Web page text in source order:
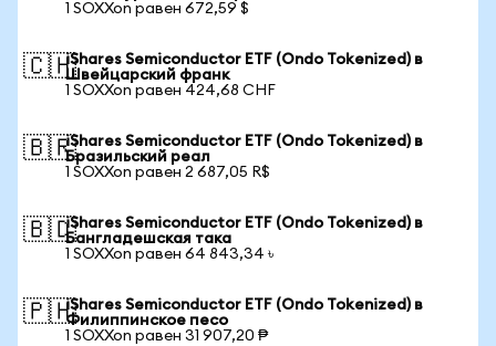
1 SOXXon равен 672,59 $
🇨🇭iShares Semiconductor ETF (Ondo Tokenized) в
Швейцарский франк
1 SOXXon равен 424,68 CHF
🇧🇷iShares Semiconductor ETF (Ondo Tokenized) в
Бразильский реал
1 SOXXon равен 2 687,05 R$
🇧🇩iShares Semiconductor ETF (Ondo Tokenized) в
Бангладешская така
1 SOXXon равен 64 843,34 ৳
🇵🇭iShares Semiconductor ETF (Ondo Tokenized) в
Филиппинское песо
1 SOXXon равен 31 907,20 ₱